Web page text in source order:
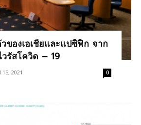
ของเอเชียและแปซิฟิก จาก
รัสโควิด – 19
2021 0